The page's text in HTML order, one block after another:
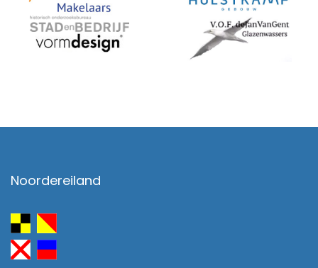
Noordereiland